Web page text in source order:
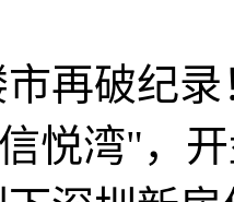
再破纪
悦湾"，